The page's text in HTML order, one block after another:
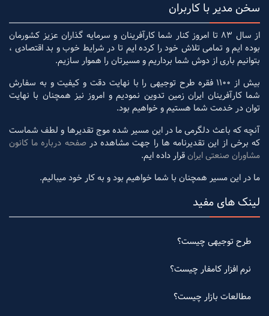
سخن مدیر با کاربران
از سال 83 تا امروز کنار شما کارآفرینان و سرمایه گذاران عزیز کشورمان
بوده ایم و تمامی تلاش خود را کرده ایم تا در شرایط خوب و بد اقتصادی ،
بتوانیم باری از دوش شما برداریم و مسیرتان را هموار سازیم.
بیش از 1100 فقره طرح توجیهی را با نهایت دقت و کیفیت و به سفارش
شما کارآفرینان ایران زمین تدوین نمودیم و امروز نیز همچنان با نهایت
توان در خدمت شما هستیم و خواهیم بود.
آنچه که باعث دلگرمی ما در این مسیر شده موج تقدیرها و لطف شماست
که برخی از این تقدیرنامه ها را جهت مشاهده در صفحه درباره ما کانون
مشاوران صنعتی ایرانقرار داده ایم.
ما در این مسیر همچنان با شما خواهیم بود و به کار خود میبالیم.
لینک های مفید
طرح توجیهی چیست؟
نرم افزار کامفار چیست؟
مطالعات بازار چیست؟